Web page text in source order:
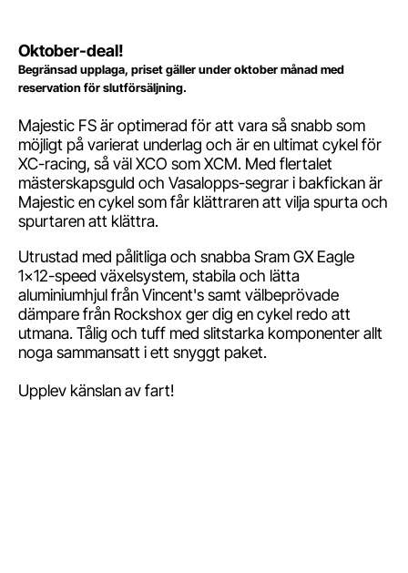
Oktober-deal!
Begränsad upplaga, priset gäller under oktober månad med
reservation för slutförsäljning.
Majestic FS är optimerad för att vara så snabb som
möjligt på varierat underlag och är en ultimat cykel för
XC-racing, så väl XCO som XCM. Med flertalet
mästerskapsguld och Vasalopps-segrar i bakfickan är
Majestic en cykel som får klättraren att vilja spurta och
spurtaren att klättra.
Utrustad med pålitliga och snabba Sram GX Eagle
1x12-speed växelsystem, stabila och lätta
aluminiumhjul från Vincent's samt välbeprövade
dämpare från Rockshox ger dig en cykel redo att
utmana. Tålig och tuff med slitstarka komponenter allt
noga sammansatt i ett snyggt paket.
Upplev känslan av fart!